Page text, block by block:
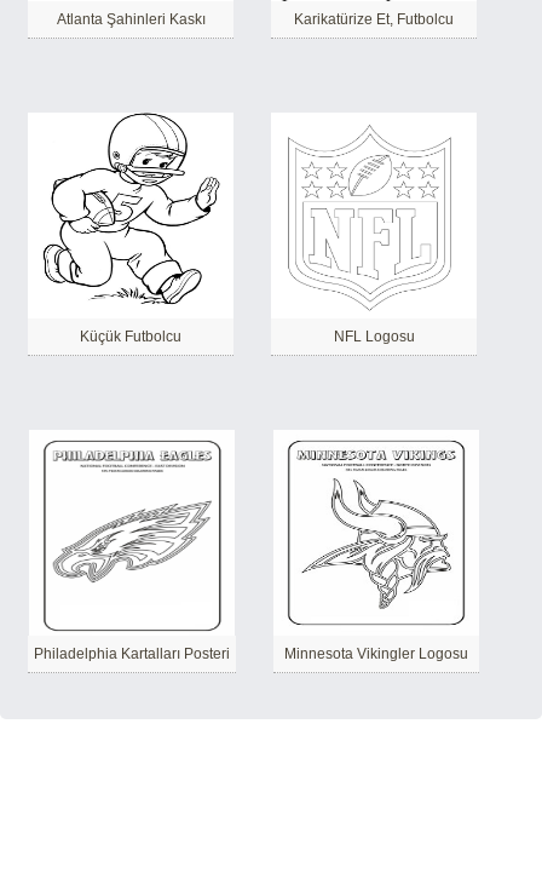
Atlanta Şahinleri Kaskı Karikatürize Et, Futbolcu
Küçük Futbolcu NFL Logosu
Philadelphia Kartalları Posteri Minnesota Vikingler Logosu